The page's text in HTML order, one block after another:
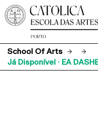
School Of Arts
Já Disponível · EA